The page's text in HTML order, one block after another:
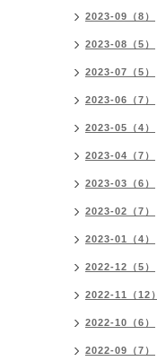
2023-09（8）
2023-08（5）
2023-07（5）
2023-06（7）
2023-05（4）
2023-04（7）
2023-03（6）
2023-02（7）
2023-01（4）
2022-12（5）
2022-11（12）
2022-10（6）
2022-09（7）